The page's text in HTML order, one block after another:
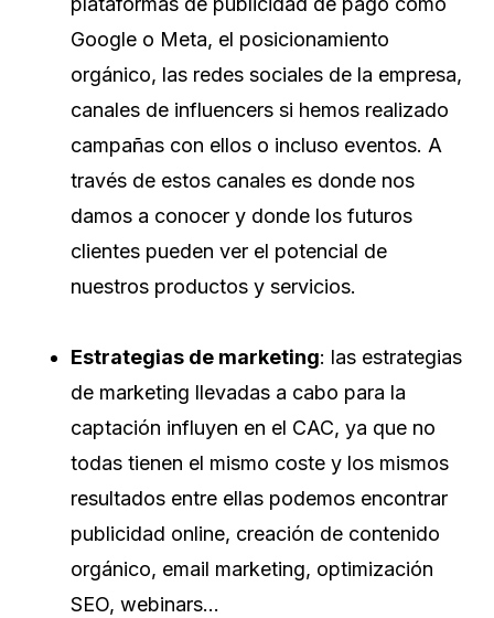
Google o Meta, el posicionamiento
orgánico, las redes sociales de la empresa,
canales de influencers si hemos realizado
campañas con ellos o incluso eventos. A
través de estos canales es donde nos
damos a conocer y donde los futuros
clientes pueden ver el potencial de
nuestros productos y servicios.
Estrategias de marketing: las estrategias
de marketing llevadas a cabo para la
captación influyen en el CAC, ya que no
todas tienen el mismo coste y los mismos
resultados entre ellas podemos encontrar
publicidad online, creación de contenido
orgánico, email marketing, optimización
SEO, webinars…